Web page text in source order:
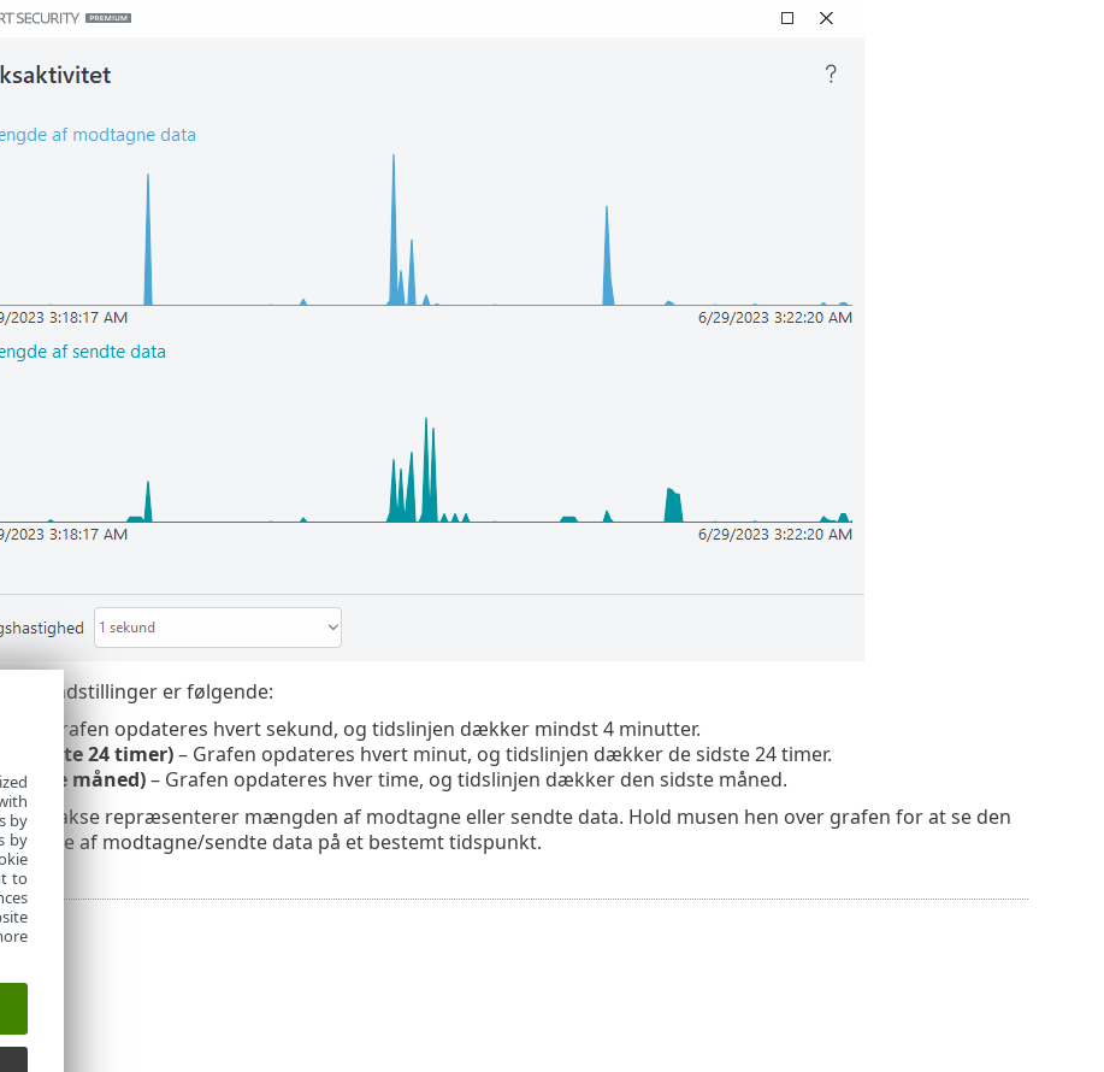
indstillinger er følgende:
– Grafen opdateres hvert sekund, og tidslinjen dækker mindst 4 minutter.
(sidste 24 timer)– Grafen opdateres hvert minut, og tidslinjen dækker de sidste 24 timer.
måned)– Grafen opdateres hver time, og tidslinjen dækker den sidste måned.
akse repræsenterer mængden af modtagne eller sendte data. Hold musen hen over grafen for at se den
af modtagne/sendte data på et bestemt tidspunkt.
by
by
to